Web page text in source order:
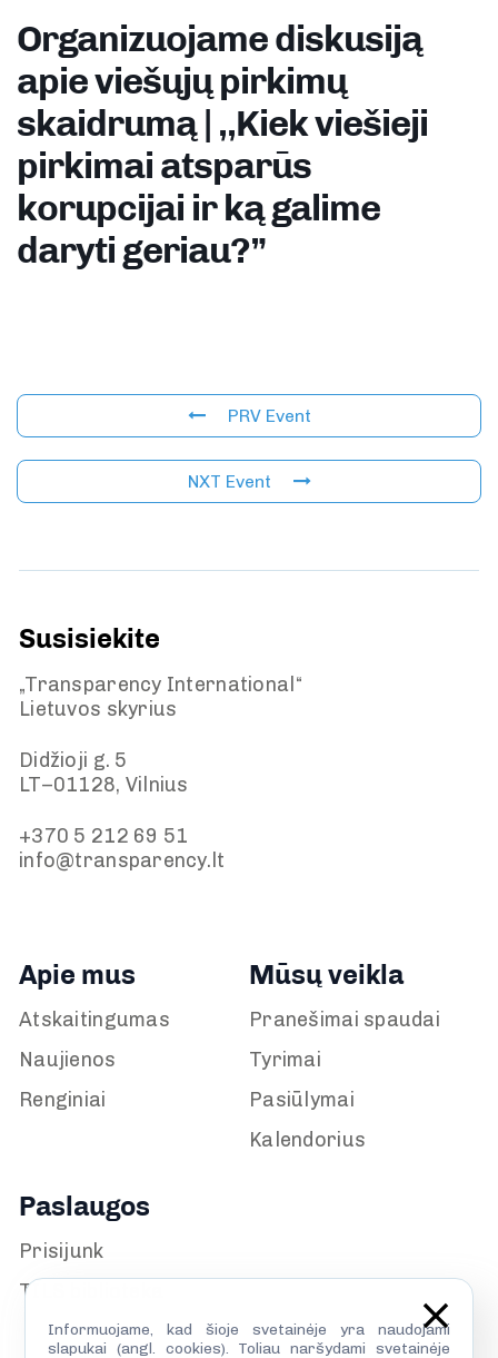
Organizuojame diskusiją
apie viešųjų pirkimų
skaidrumą | ,,Kiek viešieji
pirkimai atsparūs
korupcijai ir ką galime
daryti geriau?”
PRV Event
NXT Event
Susisiekite
„Transparency International“
Lietuvos skyrius
Didžioji g. 5
LT–01128, Vilnius
+370 5 212 69 51
info@transparency.lt
Apie mus
Atskaitingumas
Naujienos
Renginiai
Mūsų veikla
Pranešimai spaudai
Tyrimai
Pasiūlymai
Kalendorius
Paslaugos
Prisijunk
TILS biblioteka
Informuojame, kad šioje svetainėje yra naudojami
slapukai (angl. cookies). Toliau naršydami svetainėje